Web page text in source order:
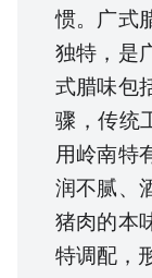
惯。广式
独特，是
式腊味包
骤，传统
用岭南特
润不腻、
猪肉的本
特调配，